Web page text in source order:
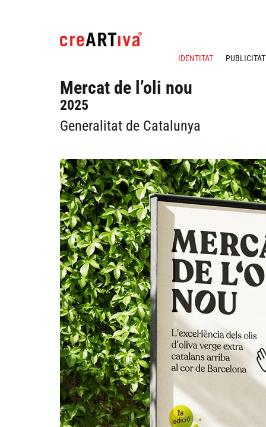
IDENTITAT
PUBLICITAT
Mercat de l’oli nou
2025
Generalitat de Catalunya